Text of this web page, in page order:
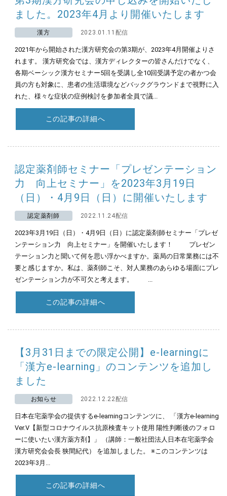
ました。2023年4月より開催いたします
漢方 2023.01.11配信
2021年から開始された漢方研究会の第3期が、2023年4月開催よりさ
れます。 漢方研究会では、漢方ディレクターの皆さんだけでなく、
各期ベーシック漢方セミナー5回を受講し全10回受講予定の者かつ会
員の方も対象に、患者の生活環境などバックグラウンドまで視野に入
れた、様々な症状の症例検討を参加者全員で議...
この記事の詳細へ
認定薬剤師セミナー「プレゼンテーション
力 向上セミナー」を2023年3月19日
（日）・4月9日（日）に開催いたします
認定薬剤師 2022.11.24配信
2023年3月19日（日）・4月9日（日）に認定薬剤師セミナー「プレゼ
ンテーション力 向上セミナー」を開催いたします！ プレゼン
テーション力と聞いて何を思い浮かべますか。薬局の日常業務には不
要と感じますか。私は、薬剤師こそ、対人業務のあらゆる場面にプレ
ゼンテーション力が不可欠と考えます。 ...
この記事の詳細へ
【3月31日までの限定公開】e-learningに
「漢方e-learning」のコンテンツを追加し
ました
お知らせ 2022.12.22配信
日本在宅薬学会の提供するe-learningコンテンツに、 「漢方e-learning
Ver.Ⅴ【新型コロナウイルス抗原検査キット使用 陽性判断後のフォロ
ーに使いたい漢方薬方剤】」 （講師：一般社団法人日本在宅薬学会
漢方研究会会長 狭間紀代） を追加しました。 ※このコンテンツは
2023年3月...
この記事の詳細へ